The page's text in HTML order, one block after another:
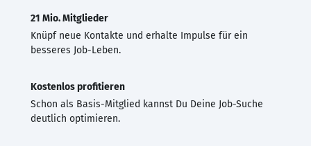
21 Mio. Mitglieder
Knüpf neue Kontakte und erhalte Impulse für ein
besseres Job-Leben.
Kostenlos profitieren
Schon als Basis-Mitglied kannst Du Deine Job-Suche
deutlich optimieren.